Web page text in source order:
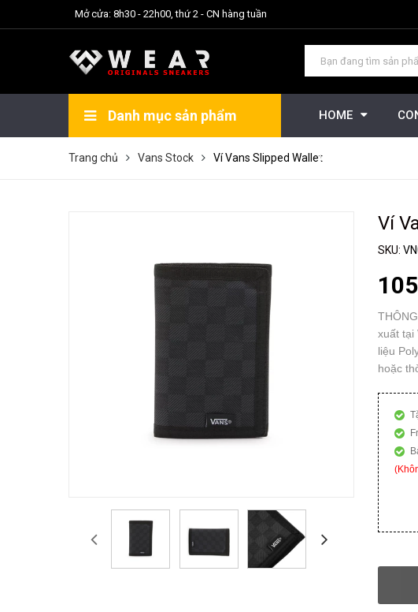
Mở cửa: 8h30 - 22h00, thứ 2 - CN hàng tuần
Danh mục sản phẩm HOME
PK CONVERSE
Trang chủ Vans Stock Ví Vans Slipped Wallet
Ví
SKU:
xuất tại
liệu
hoặc